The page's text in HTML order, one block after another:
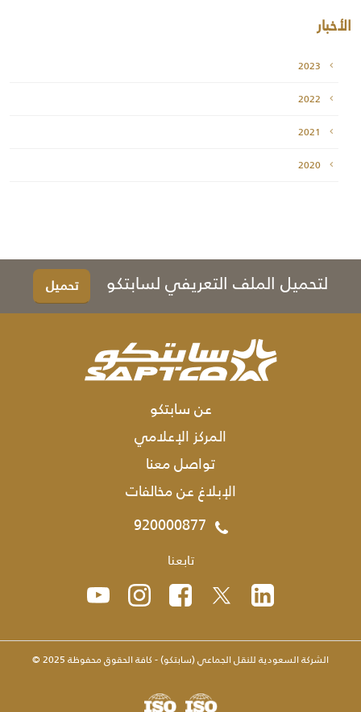
الأخبار
2023
2022
2021
2020
لتحميل الملف التعريفي لسابتكو تحميل
عن سابتكو
المركز الإعلامي
تواصل معنا
الإبلاغ عن مخالفات
920000877
تابعنا
الشركة السعودية للنقل الجماعي (سابتكو) - كافة الحقوق محفوظة 2025 ©